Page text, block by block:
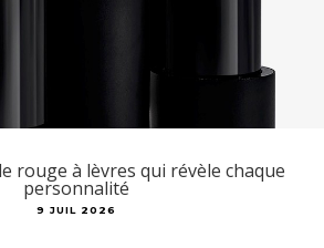
rouge à lèvres qui révèle chaque
personnalité
9 JUIL 2026